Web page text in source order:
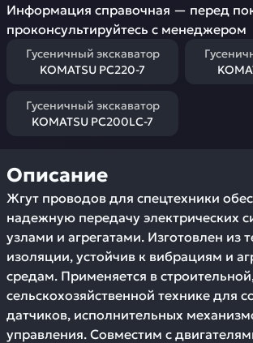
Информация справочная — перед
проконсультируйтесь с менеджером
Гусеничный экскаватор
KOMATSU PC220-7
Гусеничный экскаватор
KOMATSU PC200LC-7
Описание
Жгут проводов для спецтехники
надежную передачу электрических
узлами и агрегатами. Изготовлен из
изоляции, устойчив к вибрациям и
средам. Применяется в
сельскохозяйственной технике для
датчиков, исполнительных
управления. Совместим с